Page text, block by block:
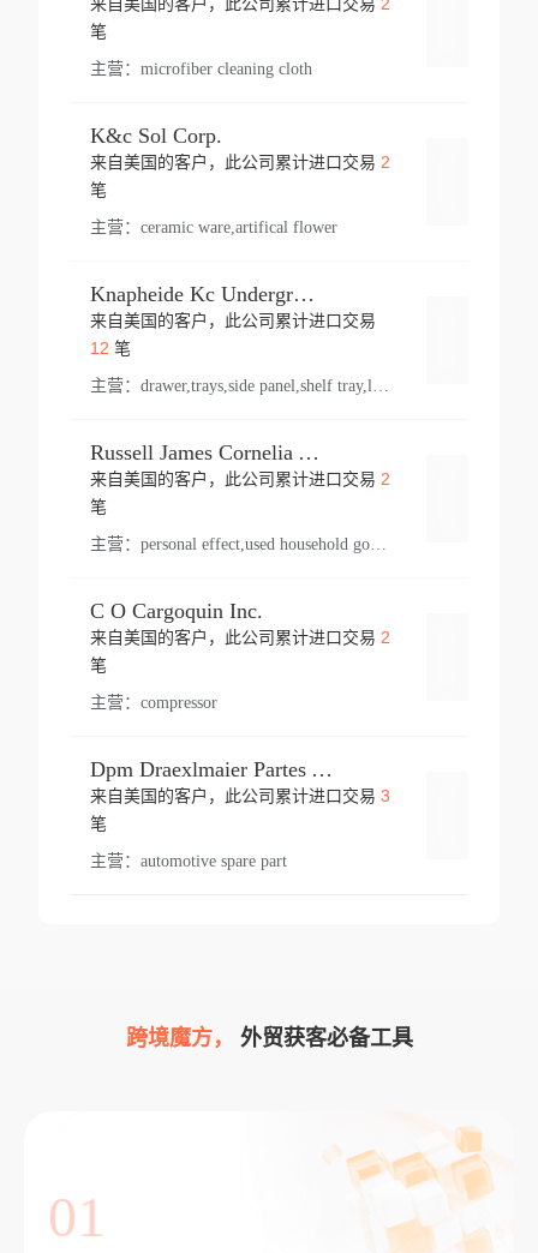
来自美国的客户，此公司累计进口交易
笔
主营： microfiber cleaning cloth
K&c Sol Corp.
来自美国的客户，此公司累计进口交易 2
笔
主营： ceramic ware,artifical flower
Knapheide Kc Underground
来自美国的客户，此公司累计进口交易
12 笔
主营：
Russell James Cornelia Arlington Va
来自美国的客户，此公司累计进口交易 2
笔
主营： personal effect,used household goods
C O Cargoquin Inc.
来自美国的客户，此公司累计进口交易 2
笔
主营： compressor
Dpm Draexlmaier Partes Automotrices Corr Ind Huejotzingo
来自美国的客户，此公司累计进口交易 3
笔
主营： automotive spare part
跨境魔方， 外贸获客必备工具
01